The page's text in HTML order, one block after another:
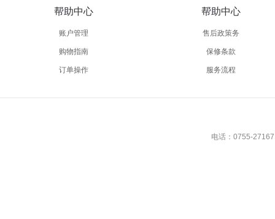
帮助中心
账户管理
购物指南
订单操作
帮助中心
售后政策务
保修条款
服务流程
电话：0755-